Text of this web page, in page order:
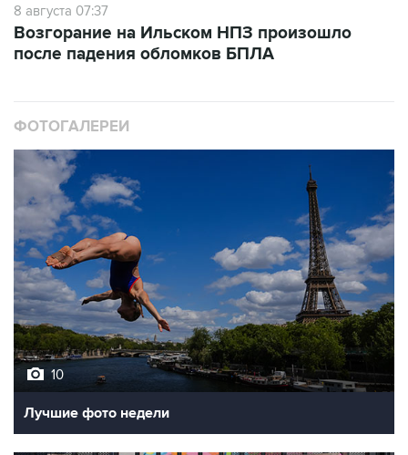
8 августа 07:37
Возгорание на Ильском НПЗ произошло
после падения обломков БПЛА
ФОТОГАЛЕРЕИ
10
Лучшие фото недели